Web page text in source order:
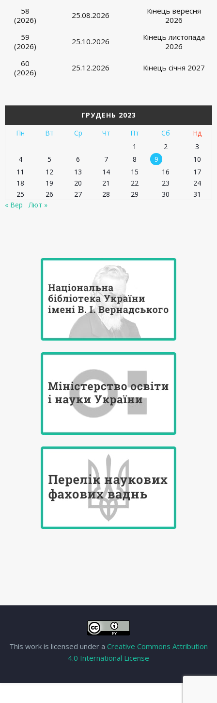
58
(2026)
25.08.2026
Кінець вересня
2026
59
(2026)
25.10.2026
Кінець листопада
2026
60
(2026)
25.12.2026 Кінець січня 2027
ГРУДЕНЬ 2023
Пн
Вт Ср Чт Пт Сб
Нд
1
2
3
4
5 6 7 8 9
10
11
12 13 14 15 16
17
18
19 20 21 22 23
24
25
26 27 28 29 30
31
« Вер
Лют »
This work is licensed under a Creative Commons Attribution
4.0 International License